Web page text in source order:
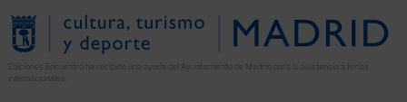
Ediciones Encuentro ha recibido una ayuda del Ayuntamiento de Madrid para la asistencia a ferias